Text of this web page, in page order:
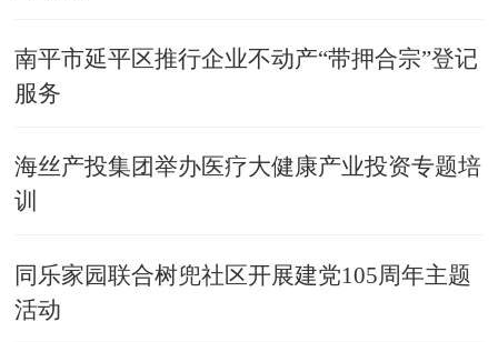
南平市延平区推行企业不动产“带押合宗”登记
服务
海丝产投集团举办医疗大健康产业投资专题培
训
同乐家园联合树兜社区开展建党105周年主题
活动